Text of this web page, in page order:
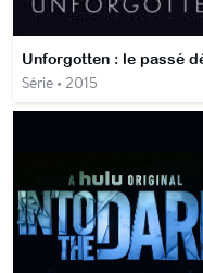
Série • 2015